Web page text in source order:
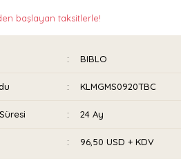
başlayan taksitlerle!
BIBLO
KLMGMS0920TBC
24 Ay
96,50 USD + KDV